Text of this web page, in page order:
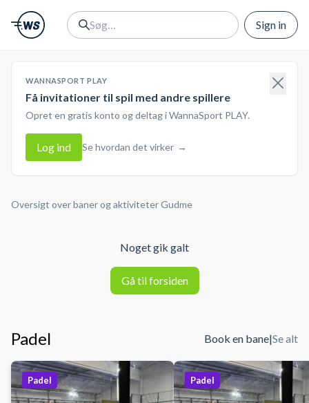
Sign in
WANNASPORT PLAY
Få invitationer til spil med andre spillere
Opret en gratis konto og deltag i WannaSport PLAY.
Log ind Se hvordan det virker →
Oversigt over baner og aktiviteterGudme
Noget gik galt
Gå til forsiden
Padel Book en bane|Se alt
Padel Padel